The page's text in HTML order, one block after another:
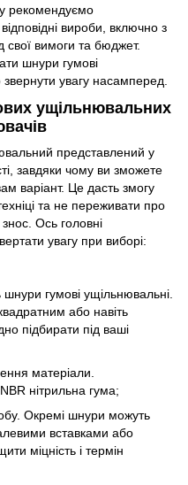
рекомендуємо
вироби, включно з
свої вимоги та бюджет.
шнури гумові
увагу насамперед.
ущільнювальних
представлений у
завдяки чому ви зможете
варіант. Це дасть змогу
та не переживати про
Ось головні
увагу при виборі:
гумові ущільнювальні.
або навіть
підбирати під ваші
матеріали.
нітрильна гума;
Окремі шнури можуть
вставками або
міцність і термін